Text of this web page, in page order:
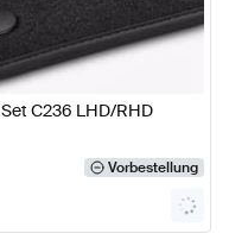
C236 LHD/RHD
Vorbestellung